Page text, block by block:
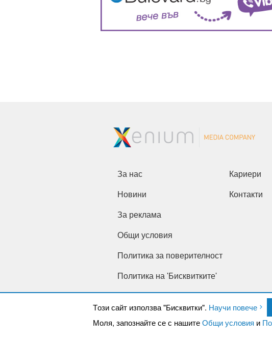
Tози сайт използва "Бисквитки". Научи повече
Моля, запознайте се с нашитеОбщи условия и
За нас Кариери
Новини Контакти
За реклама
Общи условия
Политика за поверителност
Политика на 'Бисквитките'